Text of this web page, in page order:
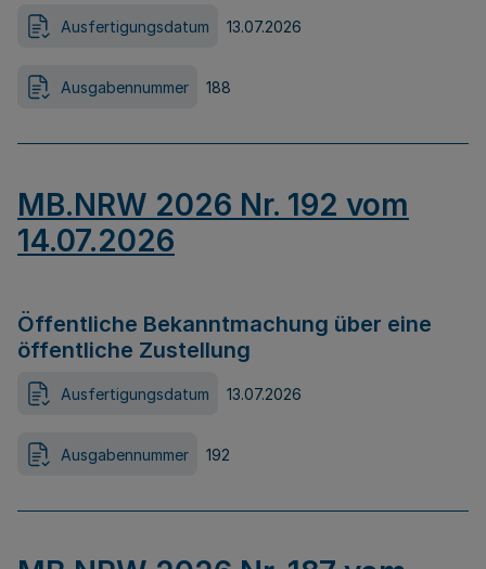
Ausfertigungsdatum 13.07.2026
Ausgabennummer 188
MB.NRW 2026 Nr. 192 vom
14.07.2026
Öffentliche Bekanntmachung über eine
öffentliche Zustellung
Ausfertigungsdatum 13.07.2026
Ausgabennummer 192